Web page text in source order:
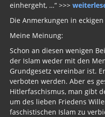
Die Anmerkungen in
Meine Meinung:
Schon an diesen wenigen
der Islam weder mit den
Grundgesetz vereinbar ist.
verboten werden. Aber es
Hitlerfaschismus, man gibt
um des lieben Friedens
faschistischen Islam zu
Islamunterricht in den